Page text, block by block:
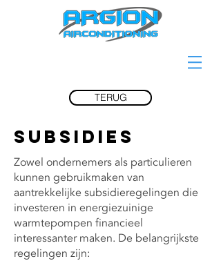
TERUG
SUBSIDIES
Zowel ondernemers als particulieren
kunnen gebruikmaken van
aantrekkelijke subsidieregelingen die
investeren in energiezuinige
warmtepompen financieel
interessanter maken. De belangrijkste
regelingen zijn: